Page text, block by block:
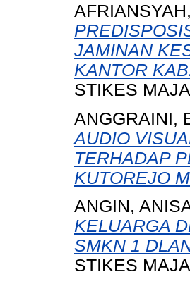
JAMINAN
KANTOR
STIKES
ANGGRAINI,
AUDIO
TERHADAP
KUTOREJO
ANGIN,
KELUARGA
SMKN 1
STIKES